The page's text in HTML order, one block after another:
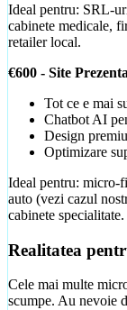
Creare
Bannere
Cât Costă
Ideal pentru: SRL-
cabinete medicale,
retailer local.
€600 - Site
Tot ce e mai
Chatbot AI
Design
Optimizare
Ideal pentru: micro-
auto (vezi cazul
cabinete specialitate.
Realitatea
Cele mai multe
scumpe. Au nevoie